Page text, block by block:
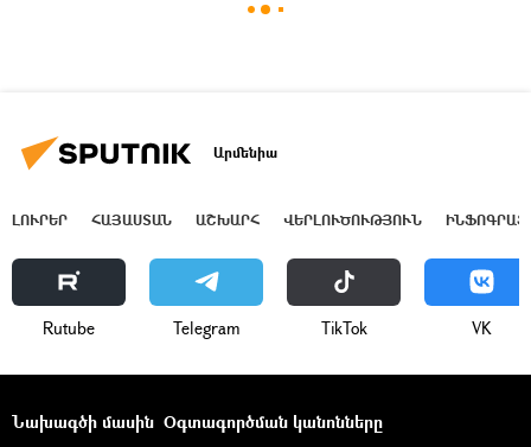
Արմենիա
ԼՈՒՐԵՐ ՀԱՅԱՍՏԱՆ ԱՇԽԱՐՀ ՎԵՐԼՈՒԾՈՒԹՅՈՒՆ
Rutube Telegram ТikТоk VK
Նախագծի մասին Օգտագործման կանոնները